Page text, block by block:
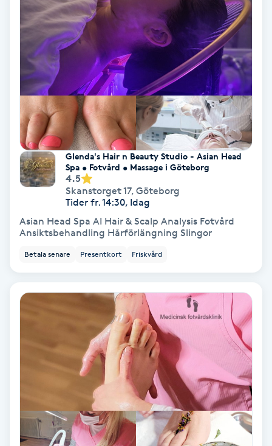
Kroppsinpackning
Kroppspeeling
Käkledsbehandling
Kärlbehandling
Laserbehandling
Lashlift Keratin
LPG
LPG-behandling
Luggklippning
Glenda's Hair n Beauty Studio - Asian Head
Spa • Fotvård • Massage i Göteborg
4.5
Skanstorget 17, Göteborg
Tider fr. 14:30, Idag
Asian Head Spa AI Hair & Scalp Analysis Fotvård
Ansiktsbehandling Hårförlängning Slingor
Betala senare Presentkort Friskvård